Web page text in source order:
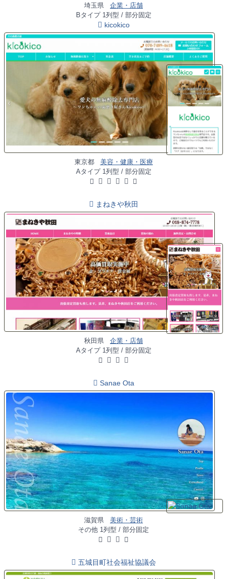
埼玉県
企業・店舗
Bタイプ 1列型 / 部分固定
kicokico
東京都
美容・健康・医療
Aタイプ 1列型 / 部分固定
まねきや秋田
秋田県
企業・店舗
Aタイプ 1列型 / 部分固定
Sanae Ota
滋賀県
美術・芸術
その他 1列型 / 部分固定
五城目町社会福祉協議会